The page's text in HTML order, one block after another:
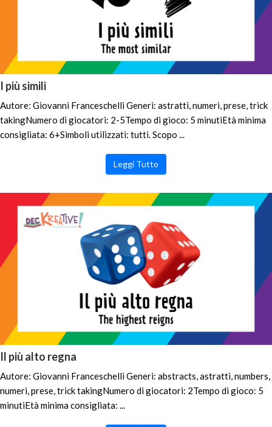
I più simili
Autore: Giovanni Franceschelli Generi: astratti, numeri, prese, trick
takingNumero di giocatori: 2-5Tempo di gioco: 5 minutiEtà minima
consigliata: 6+Simboli utilizzati: tutti. Scopo ...
Leggi Tutto
Il più alto regna
Autore: Giovanni Franceschelli Generi: abstracts, astratti, numbers,
numeri, prese, trick takingNumero di giocatori: 2Tempo di gioco: 5
minutiEtà minima consigliata: ...